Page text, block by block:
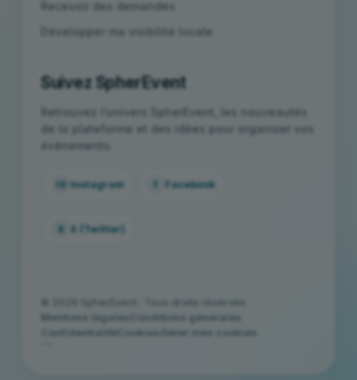
Recevoir des demandes
Développer ma visibilité locale
Suivez SpherEvent
Retrouvez l’univers SpherEvent, les nouveautés
de la plateforme et des idées pour organiser vos
événements.
IG Instagram f Facebook
X X (Twitter)
© 2026 SpherEvent · Tous droits réservés.
Mentions légales
Conditions générales
Confidentialité Cookies Gérer mes cookies